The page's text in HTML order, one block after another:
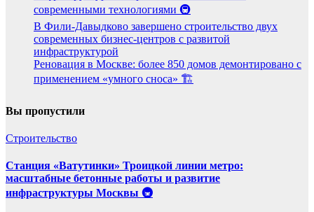
современными технологиями 🚇
В Фили-Давыдково завершено строительство двух
современных бизнес-центров с развитой
инфраструктурой
Реновация в Москве: более 850 домов демонтировано с
применением «умного сноса» 🏗️
Вы пропустили
Строительство
Станция «Ватутинки» Троицкой линии метро:
масштабные бетонные работы и развитие
инфраструктуры Москвы 🚇